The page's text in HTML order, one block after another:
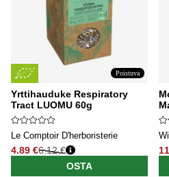
Poistuva
Yrttihauduke Respiratory
Tract LUOMU 60g
Le Comptoir D'herboristerie
4.89 €
Normaali hinta
6.12 €
OSTA